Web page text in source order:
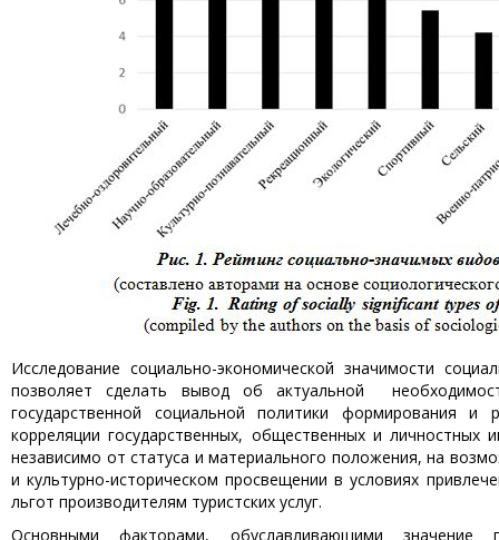
Исследование социально-экономи­ческой значимости
позволяет сделать вывод об актуальной
государственной социальной политики формирования и
корреляции государственных, общественных и
независимо от статуса и материального положения, на
и культурно-историческом просвещении в условиях
льгот производителям туристских услуг.
Основными факторами, обуславливающими значение